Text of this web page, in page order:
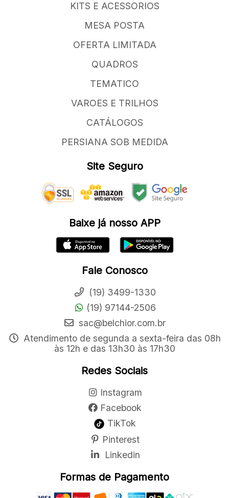
KITS E ACESSORIOS
MESA POSTA
OFERTA LIMITADA
QUADROS
TEMATICO
VAROES E TRILHOS
CATÁLOGOS
PERSIANA SOB MEDIDA
Site Seguro
Baixe já nosso APP
Fale Conosco
(19) 3499-1330
(19) 97144-2506
sac@belchior.com.br
Atendimento de segunda a sexta-feira das 08h
às 12h e das 13h30 às 17h30
Redes Sociais
Instagram
Facebook
TikTok
Pinterest
Linkedin
Formas de Pagamento